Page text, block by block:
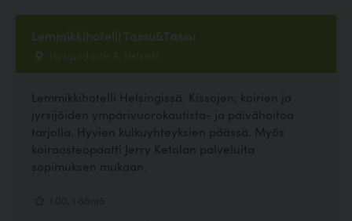
Lemmikkihotelli Tassu&Tassu
Hirsipadontie 8, Helsinki
Lemmikkihotelli Helsingissä. Kissojen, koirien ja
jyrsijöiden ympärivuorokautista- ja päivähoitoa
tarjolla. Hyvien kulkuyhteyksien päässä. Myös
koiraosteopaatti Jerry Ketolan palveluita
sopimuksen mukaan.